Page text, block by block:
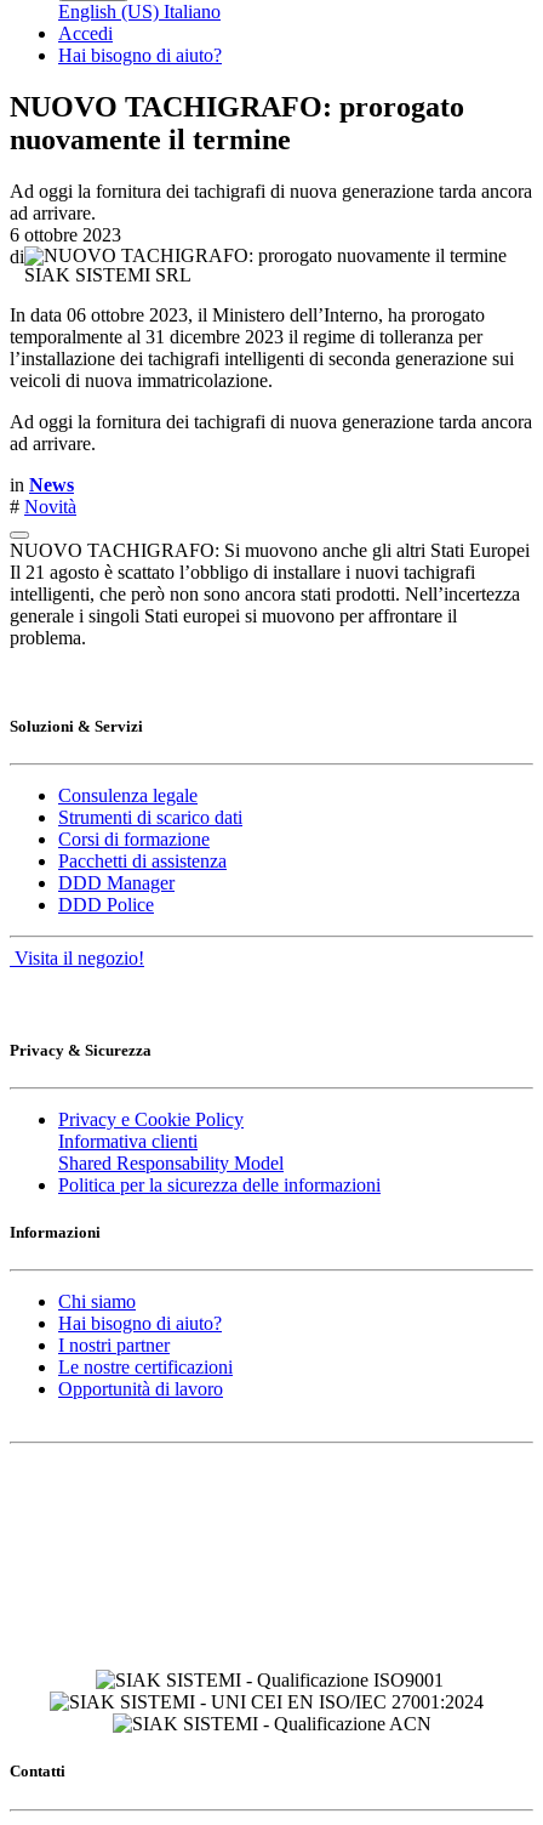
English (US) Italiano
Accedi
Hai bisogno di aiuto?
NUOVO TACHIGRAFO: prorogato
nuovamente il termine
Ad oggi la fornitura dei tachigrafi di nuova generazione tarda ancora
ad arrivare.
6 ottobre 2023
di
SIAK SISTEMI SRL
In data 06 ottobre 2023, il Ministero dell’Interno, ha prorogato
temporalmente al 31 dicembre 2023 il regime di tolleranza per
l’installazione dei tachigrafi intelligenti di seconda generazione sui
veicoli di nuova immatricolazione.
Ad oggi la fornitura dei tachigrafi di nuova generazione tarda ancora
ad arrivare.
in News
# Novità
NUOVO TACHIGRAFO: Si muovono anche gli altri Stati Europei
Il 21 agosto è scattato l’obbligo di installare i nuovi tachigrafi
intelligenti, che però non sono ancora stati prodotti. Nell’incertezza
generale i singoli Stati europei si muovono per affrontare il
problema.
Soluzioni & Servizi
Consulenza legale
Strumenti di scarico dati
Corsi di formazione
Pacchetti di assistenza
DDD Manager
DDD Police
Visita il negozio!
Privacy & Sicurezza
Privacy e Cookie Policy
Informativa clienti
Shared Responsability Model
Politica per la sicurezza delle informazioni
Informazioni
Chi siamo
Hai bisogno di aiuto?
I nostri partner
Le nostre certificazioni
Opportunità di lavoro
Contatti